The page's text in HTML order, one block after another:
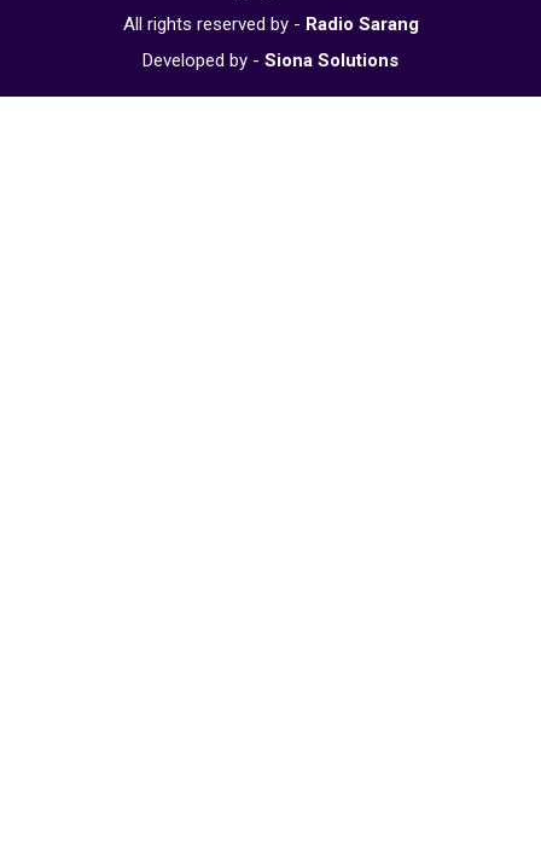
All rights reserved by - Radio Sarang
Developed by - Siona Solutions